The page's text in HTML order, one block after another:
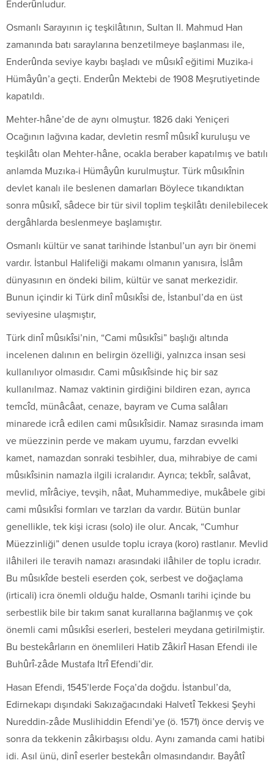
Enderûnludur.
Osmanlı Sarayının iç teşkilâtının, Sultan II. Mahmud Han
zamanında batı saraylarına benzetilmeye başlanması ile,
Enderûnda seviye kaybı başladı ve mûsıkî eğitimi Muzika-i
Hümâyûn’a geçti. Enderûn Mektebi de 1908 Meşrutiyetinde
kapatıldı.
Mehter-hâne’de de aynı olmuştur. 1826 daki Yeniçeri
Ocağının lağvına kadar, devletin resmî mûsıkî kuruluşu ve
teşkilâtı olan Mehter-hâne, ocakla beraber kapatılmış ve batılı
anlamda Muzıka-i Hümâyûn kurulmuştur. Türk mûsıkînin
devlet kanalı ile beslenen damarları Böylece tıkandıktan
sonra mûsıkî, sâdece bir tür sivil toplim teşkilâtı denilebilecek
dergâhlarda beslenmeye başlamıştır.
Osmanlı kültür ve sanat tarihinde İstanbul’un ayrı bir önemi
vardır. İstanbul Halifeliği makamı olmanın yanısıra, İslâm
dünyasının en öndeki bilim, kültür ve sanat merkezidir.
Bunun içindir ki Türk dinî mûsıkîsi de, İstanbul’da en üst
seviyesine ulaşmıştır,
Türk dinî mûsıkîsi’nin, “Cami mûsıkîsi” başlığı altında
incelenen dalının en belirgin özelliği, yalnızca insan sesi
kullanılıyor olmasıdır. Cami mûsıkîsinde hiç bir saz
kullanılmaz. Namaz vaktinin girdiğini bildiren ezan, ayrıca
temcîd, münâcâat, cenaze, bayram ve Cuma salâları
minarede icrâ edilen cami mûsıkîsidir. Namaz sırasında imam
ve müezzinin perde ve makam uyumu, farzdan evvelki
kamet, namazdan sonraki tesbihler, dua, mihrabiye de cami
mûsıkîsinin namazla ilgili icralarıdır. Ayrıca; tekbîr, salâvat,
mevlid, mîrâciye, tevşih, nâat, Muhammediye, mukâbele gibi
cami mûsıkîsi formları ve tarzları da vardır. Bütün bunlar
genellikle, tek kişi icrası (solo) ile olur. Ancak, “Cumhur
Müezzinliği” denen usulde toplu icraya (koro) rastlanır. Mevlid
ilâhileri ile teravih namazı arasındaki ilâhiler de toplu icradır.
Bu mûsıkîde besteli eserden çok, serbest ve doğaçlama
(irticali) icra önemli olduğu halde, Osmanlı tarihi içinde bu
serbestlik bile bir takım sanat kurallarına bağlanmış ve çok
önemli cami mûsıkîsi eserleri, besteleri meydana getirilmiştir.
Bu bestekârların en önemlileri Hatib Zâkirî Hasan Efendi ile
Buhûrî-zâde Mustafa Itrî Efendi’dir.
Hasan Efendi, 1545’lerde Foça’da doğdu. İstanbul’da,
Edirnekapı dışındaki Sakızağacındaki Halvetî Tekkesi Şeyhi
Nureddin-zâde Muslihiddin Efendi’ye (ö. 1571) önce derviş ve
sonra da tekkenin zâkirbaşısı oldu. Aynı zamanda cami hatibi
idi. Asıl ünü, dinî eserler bestekârı olmasındandır. Bayâtî